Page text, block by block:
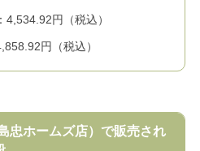
円（税込）
円（税込）
忠ホームズ店）で販売され